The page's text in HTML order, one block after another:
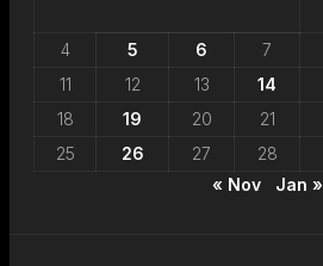
4
5 6 7
11
12 13 14
18
19 20 21
25
26 27 28
« Nov
Jan »